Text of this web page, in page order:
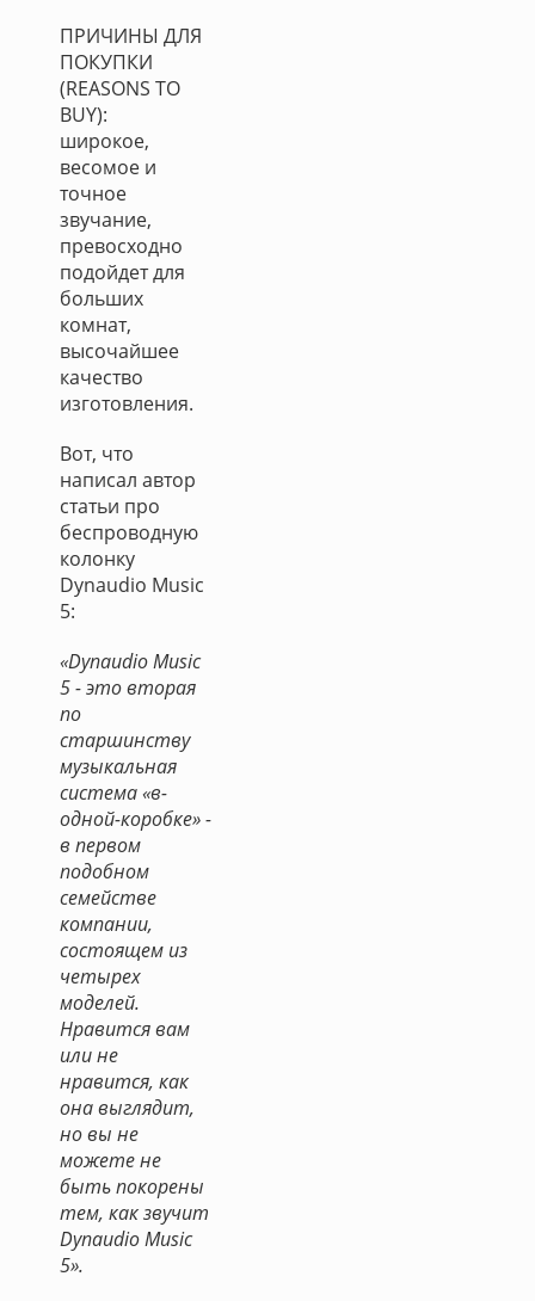
ПРИЧИНЫ ДЛЯ
ПОКУПКИ
(REASONS TO
BUY):
широкое,
весомое и
точное
звучание,
превосходно
подойдет для
больших
комнат,
высочайшее
качество
изготовления.
Вот, что
написал автор
статьи про
беспроводную
колонку
Dynaudio Music
5:
«Dynaudio Music
5 - это вторая
по
старшинству
музыкальная
система «в-
одной-коробке» -
в первом
подобном
семействе
компании,
состоящем из
четырех
моделей.
Нравится вам
или не
нравится, как
она выглядит,
но вы не
можете не
быть покорены
тем, как звучит
Dynaudio Music
5».